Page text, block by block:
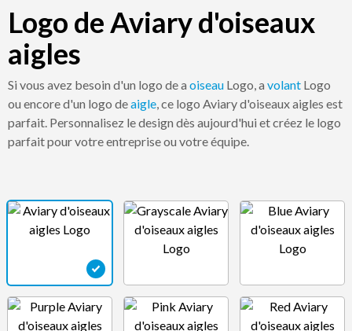
Logo de Aviary d'oiseaux
aigles
Si vous avez besoin d'un logo de a oiseau Logo, a volant Logo
ou encore d'un logo deaigle, ce logo Aviary d'oiseaux aigles est
parfait. Personnalisez le design dès aujourd'hui et créez le logo
parfait pour votre entreprise ou votre équipe.